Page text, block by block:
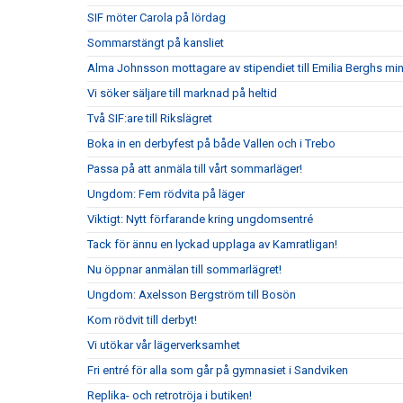
SIF möter Carola på lördag
Sommarstängt på kansliet
Alma Johnsson mottagare av stipendiet till Emilia Berghs
Vi söker säljare till marknad på heltid
Två SIF:are till Rikslägret
Boka in en derbyfest på både Vallen och i Trebo
Passa på att anmäla till vårt sommarläger!
Ungdom: Fem rödvita på läger
Viktigt: Nytt förfarande kring ungdomsentré
Tack för ännu en lyckad upplaga av Kamratligan!
Nu öppnar anmälan till sommarlägret!
Ungdom: Axelsson Bergström till Bosön
Kom rödvit till derbyt!
Vi utökar vår lägerverksamhet
Fri entré för alla som går på gymnasiet i Sandviken
Replika- och retrotröja i butiken!